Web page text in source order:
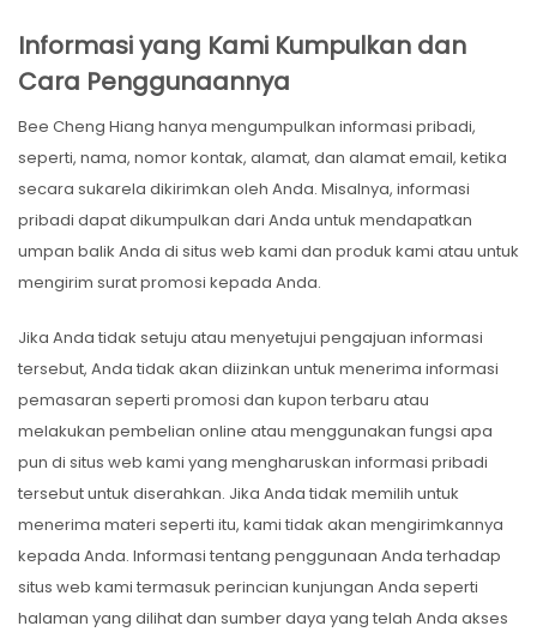
Informasi yang Kami Kumpulkan dan
Cara Penggunaannya
Bee Cheng Hiang hanya mengumpulkan informasi pribadi,
seperti, nama, nomor kontak, alamat, dan alamat email, ketika
secara sukarela dikirimkan oleh Anda. Misalnya, informasi
pribadi dapat dikumpulkan dari Anda untuk mendapatkan
umpan balik Anda di situs web kami dan produk kami atau untuk
mengirim surat promosi kepada Anda.
Jika Anda tidak setuju atau menyetujui pengajuan informasi
tersebut, Anda tidak akan diizinkan untuk menerima informasi
pemasaran seperti promosi dan kupon terbaru atau
melakukan pembelian online atau menggunakan fungsi apa
pun di situs web kami yang mengharuskan informasi pribadi
tersebut untuk diserahkan. Jika Anda tidak memilih untuk
menerima materi seperti itu, kami tidak akan mengirimkannya
kepada Anda. Informasi tentang penggunaan Anda terhadap
situs web kami termasuk perincian kunjungan Anda seperti
halaman yang dilihat dan sumber daya yang telah Anda akses